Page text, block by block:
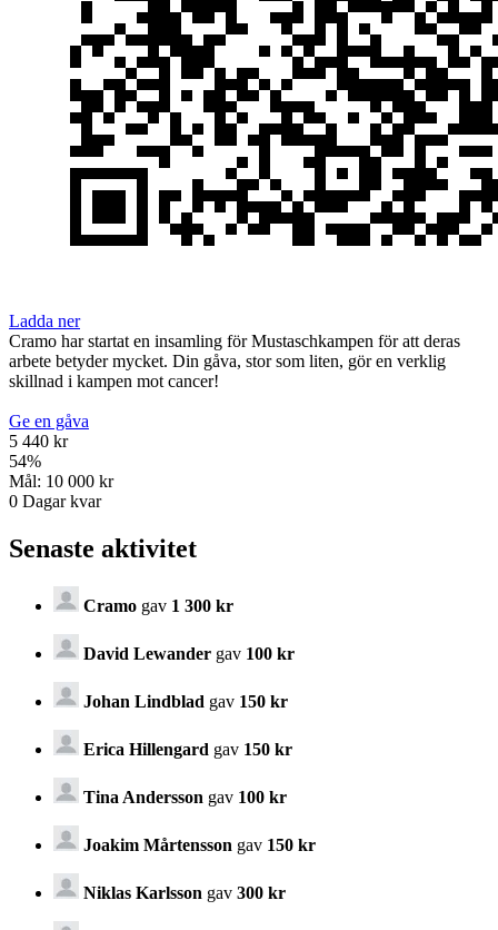
Ladda ner
Cramo har startat en insamling för Mustaschkampen för att deras
arbete betyder mycket. Din gåva, stor som liten, gör en verklig
skillnad i kampen mot cancer!
Ge en gåva
5 440 kr
54%
Mål: 10 000 kr
0 Dagar kvar
Senaste aktivitet
Cramo gav 1 300 kr
David Lewander gav 100 kr
Johan Lindblad gav 150 kr
Erica Hillengard gav 150 kr
Tina Andersson gav 100 kr
Joakim Mårtensson gav 150 kr
Niklas Karlsson gav 300 kr